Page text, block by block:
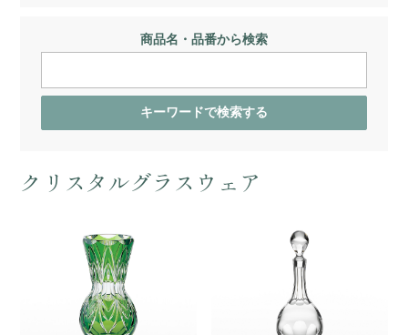
商品名・品番から検索
クリスタルグラスウェア